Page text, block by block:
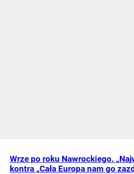
Wrze po roku Nawrockiego.
kontra „Cała Europa nam go